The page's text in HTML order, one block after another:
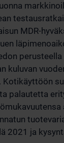
MDR-
perusteella
kuluvan
palautetta
2021 ja